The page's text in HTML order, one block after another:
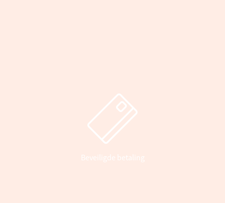
Beveiligde betaling